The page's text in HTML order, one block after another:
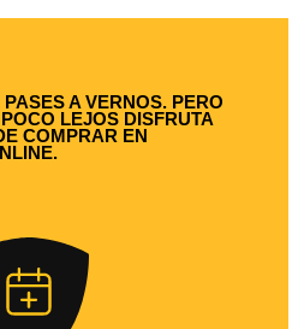
A VERNOS. PERO
LEJOS DISFRUTA
COMPRAR EN